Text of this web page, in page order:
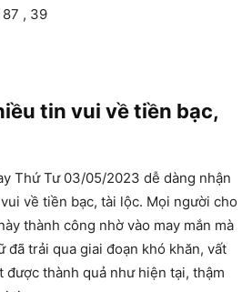
87 , 39
tin vui về tiền bạc,
Thứ Tư 03/05/2023 dễ dàng nhận
về tiền bạc, tài lộc. Mọi người cho
thành công nhờ vào may mắn mà
đã trải qua giai đoạn khó khăn, vất
được thành quả như hiện tại, thậm